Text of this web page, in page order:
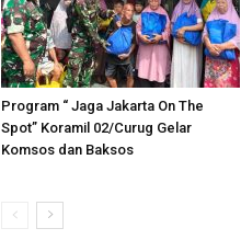
Program “ Jaga Jakarta On The
Spot” Koramil 02/Curug Gelar
Komsos dan Baksos